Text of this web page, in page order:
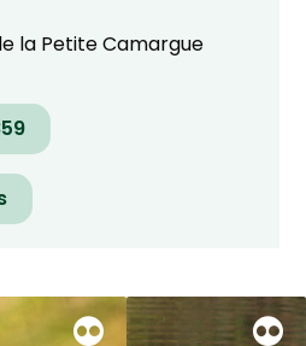
la Petite Camargue